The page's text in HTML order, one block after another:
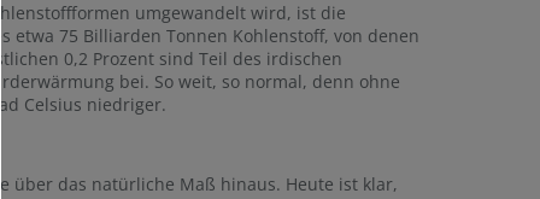
umgewandelt wird, ist die
etwa 75 Billiarden Tonnen Kohlenstoff, von denen
0,2 Prozent sind Teil des irdischen
bei. So weit, so normal, denn ohne
Celsius niedriger.
über das natürliche Maß hinaus. Heute ist klar,